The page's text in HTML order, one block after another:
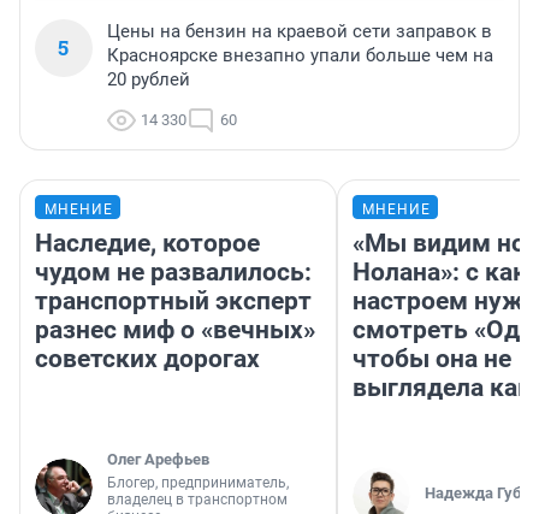
5
Цены на бензин на краевой сети заправок в
Красноярске внезапно упали больше чем на
20 рублей
14 330 60
МНЕНИЕ
Наследие, которое
чудом не развалилось:
транспортный эксперт
разнес миф о «вечных»
советских дорогах
Олег Арефьев
Блогер, предприниматель,
владелец в транспортном
МНЕНИЕ
«Мы видим
Нолана»: с
настроем
смотреть
чтобы она не
выглядела как
Надежда